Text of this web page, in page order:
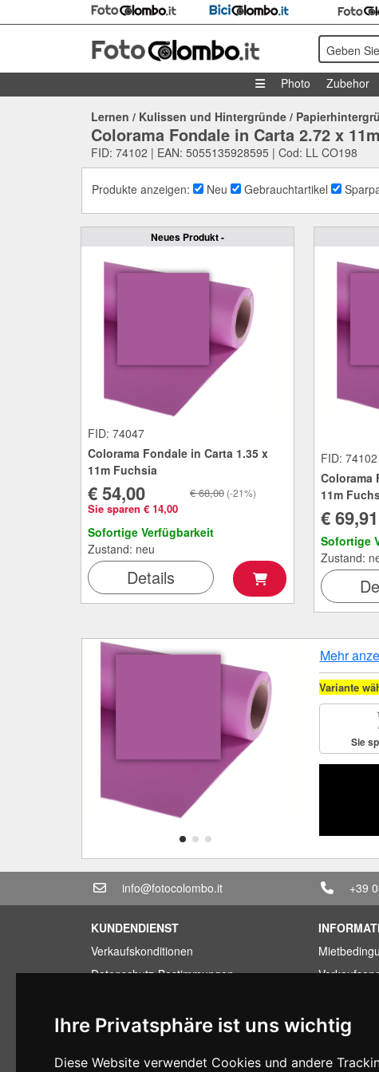
Ihre Privatsphäre ist uns wichtig
Diese Website verwendet Cookies und andere
Geben
Photo
Zubehor
Lernen / Kulissen und Hintergründe /
Colorama Fondale in Carta 2.72 x
FID: 74102 | EAN: 5055135928595 | Cod: LL CO198
Produkte anzeigen: Neu Gebrauchtartikel
Neues Produkt -
FID: 74047
Colorama Fondale in Carta 1.35 x
11m Fuchsia
€ 54,00
Sie sparen € 14,00
€ 68,00 (-21%)
Sofortige Verfügbarkeit
Zustand: neu
Details
FID: 74102
Colorama
11m
€ 69,91
Sofortige
Zustand:
Mehr
Variante
Sie
info@fotocolombo.it +39
KUNDENDIENST
Verkaufskonditionen
Datenschutz-Bestimmungen
Garantiebedingungen
Ruecktrittsrecht
Billiger